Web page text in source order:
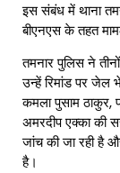
इस संबंध में थाना
बीएनएस के तहत
तमनार पुलिस ने
उन्हें रिमांड पर जेल
कमला पुसाम
अमरदीप एक्का की
जांच की जा रही है
है।